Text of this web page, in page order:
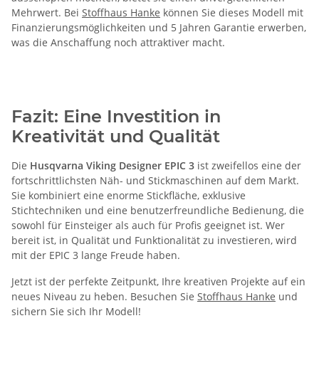
Mehrwert. Bei Stoffhaus Hanke können Sie dieses Modell mit
Finanzierungsmöglichkeiten und 5 Jahren Garantie erwerben,
was die Anschaffung noch attraktiver macht.
Fazit: Eine Investition in
Kreativität und Qualität
Die Husqvarna Viking Designer EPIC 3 ist zweifellos eine der
fortschrittlichsten Näh- und Stickmaschinen auf dem Markt.
Sie kombiniert eine enorme Stickfläche, exklusive
Stichtechniken und eine benutzerfreundliche Bedienung, die
sowohl für Einsteiger als auch für Profis geeignet ist. Wer
bereit ist, in Qualität und Funktionalität zu investieren, wird
mit der EPIC 3 lange Freude haben.
Jetzt ist der perfekte Zeitpunkt, Ihre kreativen Projekte auf ein
neues Niveau zu heben. Besuchen Sie Stoffhaus Hanke und
sichern Sie sich Ihr Modell!